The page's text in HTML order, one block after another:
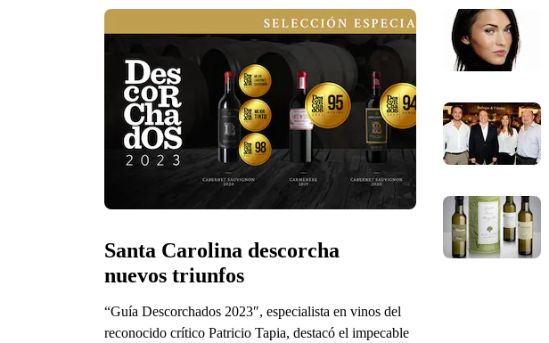
Santa Carolina descorcha
nuevos triunfos
“Guía Descorchados 2023″, especialista en vinos del
reconocido crítico Patricio Tapia, destacó el impecable